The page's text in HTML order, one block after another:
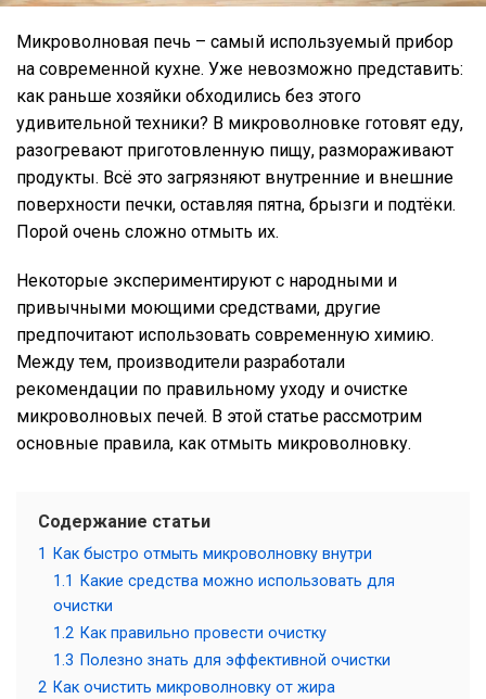
Микроволновая печь – самый используемый прибор
на современной кухне. Уже невозможно представить:
как раньше хозяйки обходились без этого
удивительной техники? В микроволновке готовят еду,
разогревают приготовленную пищу, размораживают
продукты. Всё это загрязняют внутренние и внешние
поверхности печки, оставляя пятна, брызги и подтёки.
Порой очень сложно отмыть их.
Некоторые экспериментируют с народными и
привычными моющими средствами, другие
предпочитают использовать современную химию.
Между тем, производители разработали
рекомендации по правильному уходу и очистке
микроволновых печей. В этой статье рассмотрим
основные правила, как отмыть микроволновку.
Содержание статьи
1
Как быстро отмыть микроволновку внутри
1.1
Какие средства можно использовать для
очистки
1.2 Как правильно провести очистку
1.3 Полезно знать для эффективной очистки
2 Как очистить микроволновку от жира